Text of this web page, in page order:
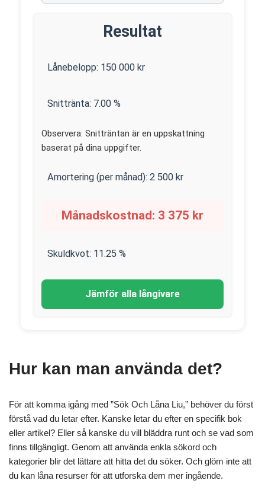
Resultat
Lånebelopp: 150 000 kr
Snittränta: 7.00 %
Observera: Snitträntan är en uppskattning
baserat på dina uppgifter.
Amortering (per månad): 2 500 kr
Månadskostnad: 3 375 kr
Skuldkvot: 11.25 %
Jämför alla långivare
Hur kan man använda det?
För att komma igång med ”Sök Och Låna Liu,” behöver du först
förstå vad du letar efter. Kanske letar du efter en specifik bok
eller artikel? Eller så kanske du vill bläddra runt och se vad som
finns tillgängligt. Genom att använda enkla sökord och
kategorier blir det lättare att hitta det du söker. Och glöm inte att
du kan låna resurser för att utforska dem mer ingående.